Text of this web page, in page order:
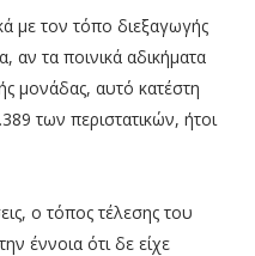
με τον τόπο διεξαγωγής
αν τα ποινικά αδικήματα
μονάδας, αυτό κατέστη
των περιστατικών, ήτοι
ο τόπος τέλεσης του
έννοια ότι δε είχε